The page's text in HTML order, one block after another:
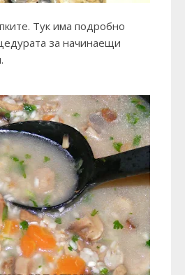
Тук има подробно
за начинаещи